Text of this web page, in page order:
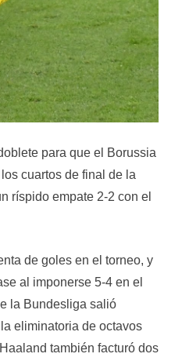
para que el Borussia
cuartos de final de la
ríspido empate 2-2 con el
de goles en el torneo, y
al imponerse 5-4 en el
la Bundesliga salió
eliminatoria de octavos
también facturó dos